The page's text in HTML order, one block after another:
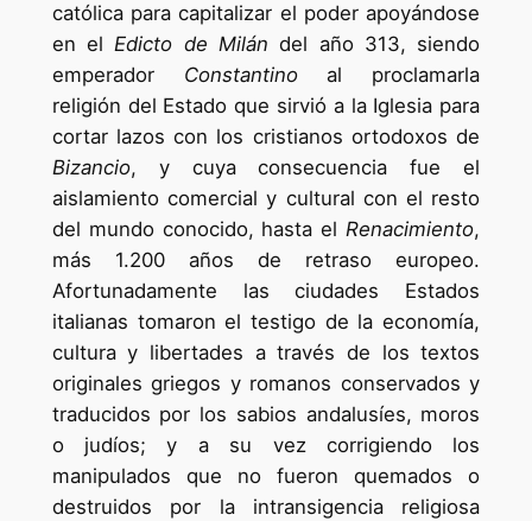
católica para capitalizar el poder apoyándose
en elEdicto de Milán del año 313, siendo
emperador Constantinoal proclamarla
religión del Estado que sirvió a la Iglesia para
cortar lazos con los cristianos ortodoxos de
Bizancio, y cuya consecuencia fue el
aislamiento comercial y cultural con el resto
del mundo conocido, hasta elRenacimiento,
más 1.200 años de retraso europeo.
Afortunadamente las ciudades Estados
italianas tomaron el testigo de la economía,
cultura y libertades a través de los textos
originales griegos y romanos conservados y
traducidos por los sabios andalusíes, moros
o judíos; y a su vez corrigiendo los
manipulados que no fueron quemados o
destruidos por la intransigencia religiosa